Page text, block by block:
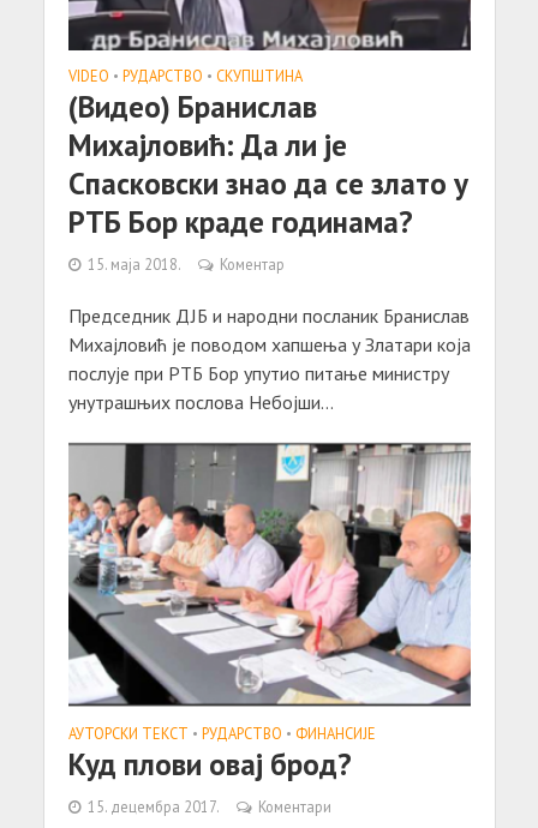
VIDEO • РУДАРСТВО • СКУПШТИНА
(Видео) Бранислав
Михајловић: Да ли је
Спасковски знао да се злато у
РТБ Бор краде годинама?
15. маја 2018. Коментар
Председник ДЈБ и народни посланик Бранислав
Михајловић је поводом хапшења у Златари која
послује при РТБ Бор упутио питање министру
унутрашњих послова Небојши...
АУТОРСКИ ТЕКСТ • РУДАРСТВО • ФИНАНСИЈЕ
Куд плови овај брод?
15. децембра 2017. Коментари